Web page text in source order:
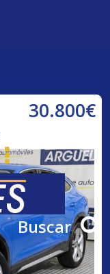
Buscar
30.800€